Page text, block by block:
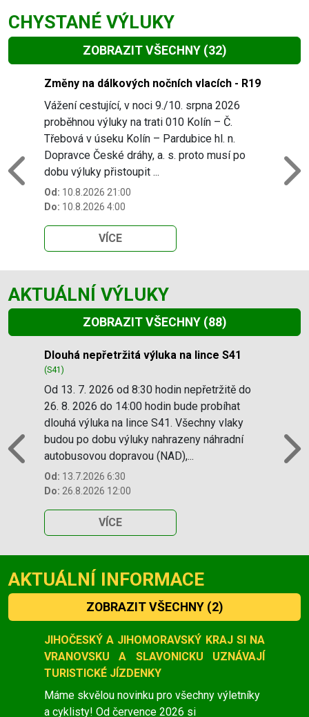
CHYSTANÉ VÝLUKY
ZOBRAZIT VŠECHNY (32)
Slide 1 of 32
Změny na dálkových nočních vlacích - R19
Vážení cestující, v noci 9./10. srpna 2026
proběhnou výluky na trati 010 Kolín – Č.
Třebová v úseku Kolín – Pardubice hl. n.
Dopravce České dráhy, a. s. proto musí po
dobu výluky přistoupit ...
Od: 10.8.2026 21:00
Do: 10.8.2026 4:00
VÍCE
Previous
AKTUÁLNÍ VÝLUKY
ZOBRAZIT VŠECHNY (88)
Slide 1 of 88
Dlouhá nepřetržitá výluka na lince S41
(S41)
Od 13. 7. 2026 od 8:30 hodin nepřetržitě do
26. 8. 2026 do 14:00 hodin bude probíhat
dlouhá výluka na lince S41. Všechny vlaky
budou po dobu výluky nahrazeny náhradní
autobusovou dopravou (NAD),...
Od: 13.7.2026 6:30
Do: 26.8.2026 12:00
VÍCE
Previous
AKTUÁLNÍ INFORMACE
ZOBRAZIT VŠECHNY (2)
Slide 1 of 2
JIHOČESKÝ A JIHOMORAVSKÝ KRAJ SI NA
VRANOVSKU A SLAVONICKU UZNÁVAJÍ
TURISTICKÉ JÍZDENKY
Máme skvělou novinku pro všechny výletníky
a cyklisty! Od července 2026 si